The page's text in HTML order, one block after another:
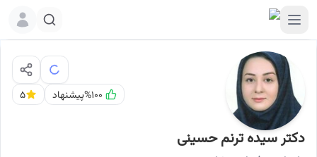
%۱۰۰پیشنهاد ۵
نوبت اینترنتیدکتر سیده ترنم حسینی دکترای حرفه ای پزشکی شیراز
دکتر سیده ترنم حسینی